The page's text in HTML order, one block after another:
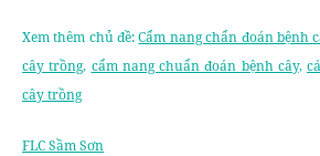
Xem thêm chủ đề:Cẩm nang chẩn đoán bệnh
cây trồng, cẩm nang chuẩn đoán bệnh cây,
cây trồng
FLC Sầm Sơn